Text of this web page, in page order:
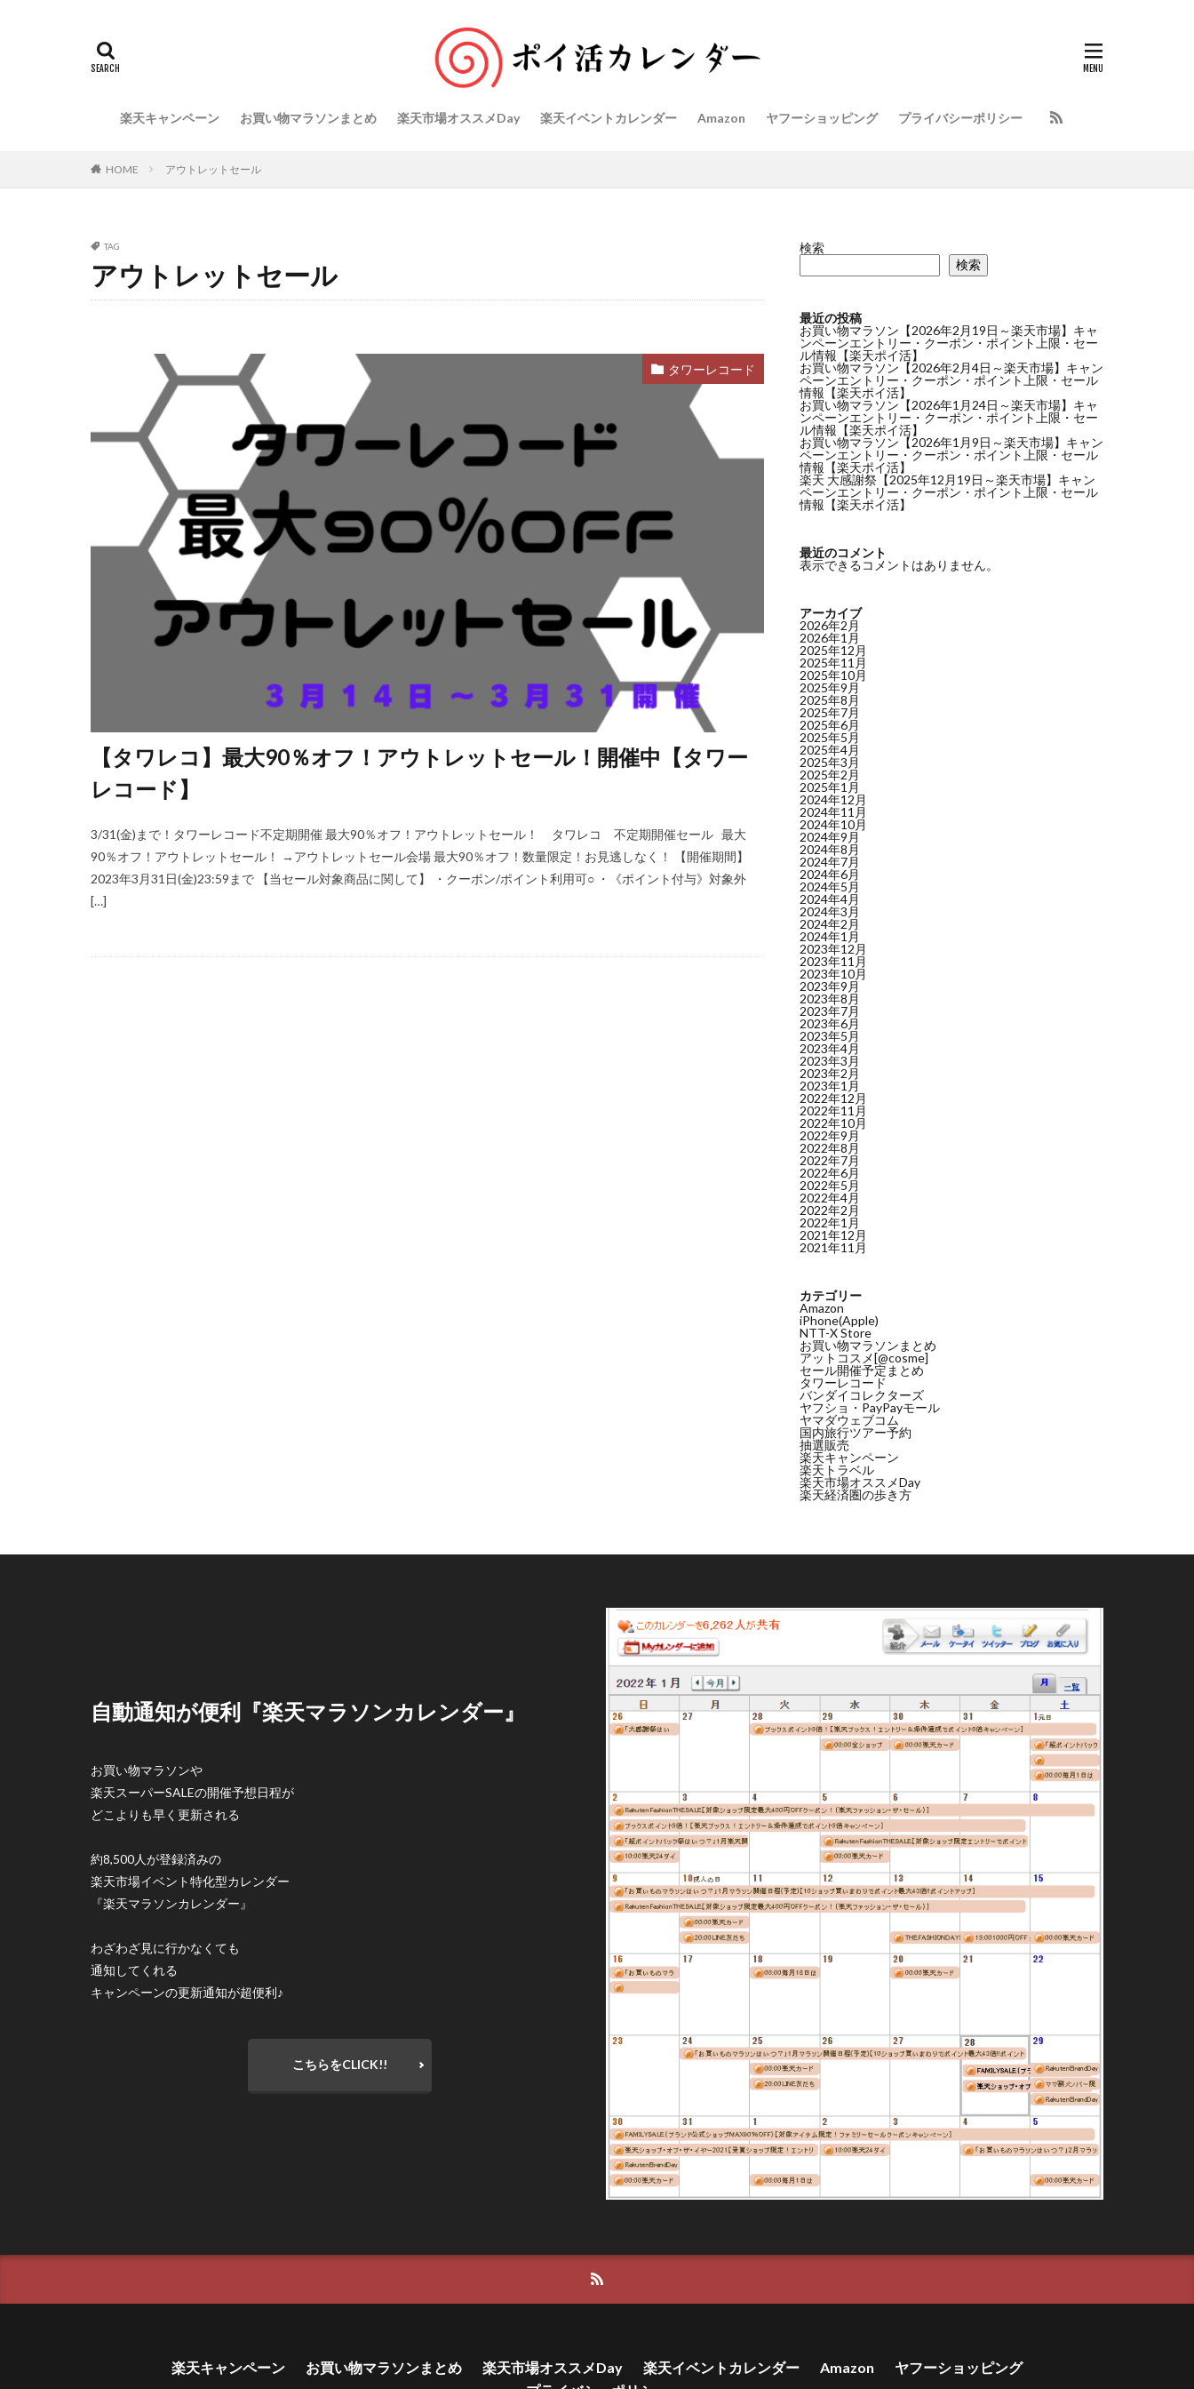
楽天キャンペーン お買い物マラソンまとめ 楽天市場オススメDay 楽天イベントカレンダー Amazon ヤフーショッピング プライバシーポリシー
HOME アウトレットセール
TAG
アウトレットセール
タワーレコード
【タワレコ】最大90％オフ！アウトレットセール！開催中【タワー
レコード】
3/31(金)まで！タワーレコード不定期開催 最大90％オフ！アウトレットセール！ タワレコ 不定期開催セール 最大
90％オフ！アウトレットセール！ →アウトレットセール会場 最大90％オフ！数量限定！お見逃しなく！ 【開催期間】
2023年3月31日(金)23:59まで 【当セール対象商品に関して】 ・クーポン/ポイント利用可○ ・《ポイント付与》対象外
[…]
検索
検索
最近の投稿
お買い物マラソン【2026年2月19日～楽天市場】キャ
ンペーンエントリー・クーポン・ポイント上限・セー
ル情報【楽天ポイ活】
お買い物マラソン【2026年2月4日～楽天市場】キャン
ペーンエントリー・クーポン・ポイント上限・セール
情報【楽天ポイ活】
お買い物マラソン【2026年1月24日～楽天市場】キャ
ンペーンエントリー・クーポン・ポイント上限・セー
ル情報【楽天ポイ活】
お買い物マラソン【2026年1月9日～楽天市場】キャン
ペーンエントリー・クーポン・ポイント上限・セール
情報【楽天ポイ活】
楽天 大感謝祭【2025年12月19日～楽天市場】キャン
ペーンエントリー・クーポン・ポイント上限・セール
情報【楽天ポイ活】
最近のコメント
表示できるコメントはありません。
アーカイブ
2026年2月
2026年1月
2025年12月
2025年11月
2025年10月
2025年9月
2025年8月
2025年7月
2025年6月
2025年5月
2025年4月
2025年3月
2025年2月
2025年1月
2024年12月
2024年11月
2024年10月
2024年9月
2024年8月
2024年7月
2024年6月
2024年5月
2024年4月
2024年3月
2024年2月
2024年1月
2023年12月
2023年11月
2023年10月
2023年9月
2023年8月
2023年7月
2023年6月
2023年5月
2023年4月
2023年3月
2023年2月
2023年1月
2022年12月
2022年11月
2022年10月
2022年9月
2022年8月
2022年7月
2022年6月
2022年5月
2022年4月
2022年2月
2022年1月
2021年12月
2021年11月
カテゴリー
Amazon
iPhone(Apple)
NTT-X Store
お買い物マラソンまとめ
アットコスメ[@cosme]
セール開催予定まとめ
タワーレコード
バンダイコレクターズ
ヤフショ・PayPayモール
ヤマダウェブコム
国内旅行ツアー予約
抽選販売
楽天キャンペーン
楽天トラベル
楽天市場オススメDay
楽天経済圏の歩き方
自動通知が便利『楽天マラソンカレンダー』
お買い物マラソンや
楽天スーパーSALEの開催予想日程が
どこよりも早く更新される
約8,500人が登録済みの
楽天市場イベント特化型カレンダー
『楽天マラソンカレンダー』
わざわざ見に行かなくても
通知してくれる
キャンペーンの更新通知が超便利♪
こちらをCLICK!!
楽天キャンペーン お買い物マラソンまとめ 楽天市場オススメDay 楽天イベントカレンダー Amazon
ヤフーショッピング